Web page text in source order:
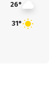
26°
31°